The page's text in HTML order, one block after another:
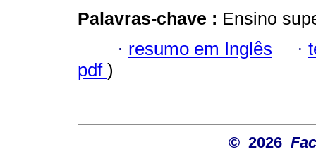
Palavras-chave : Ensino
· resumo em Inglês ·
pdf )
© 2026